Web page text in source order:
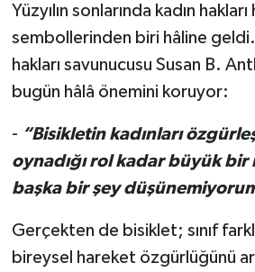
Yüzyılın sonlarında kadın
sembollerinden biri hâline geldi.
hakları savunucusu Susan B.
bugün hâlâ önemini koruyor:
- “Bisikletin kadınları
oynadığı rol kadar büyük bir
başka bir şey
Gerçekten de bisiklet; sınıf
bireysel hareket özgürlüğünü